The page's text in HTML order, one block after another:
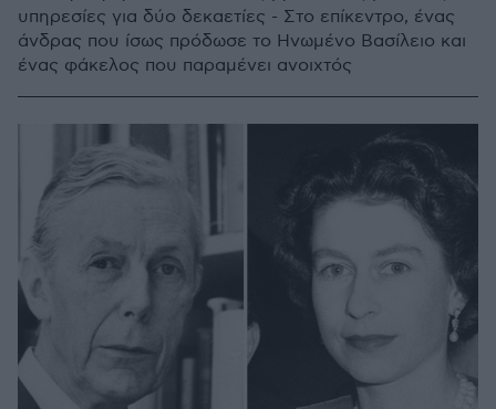
υπηρεσίες για δύο δεκαετίες - Στο επίκεντρο, ένας
άνδρας που ίσως πρόδωσε το Ηνωμένο Βασίλειο και
ένας φάκελος που παραμένει ανοιχτός